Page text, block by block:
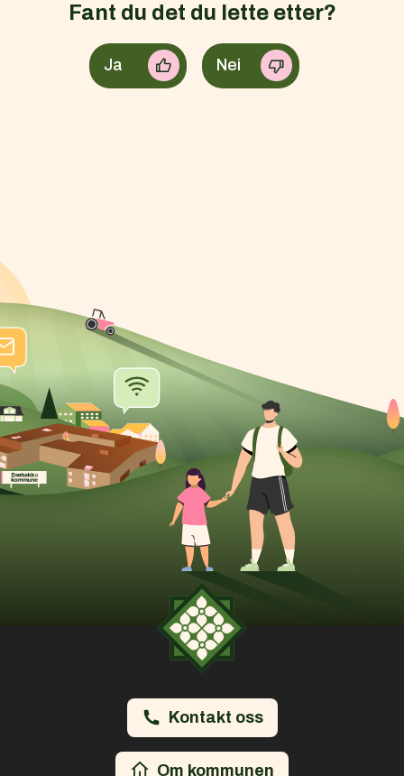
Fant du det du lette etter?
Ja Nei
Kontakt oss
Om kommunen